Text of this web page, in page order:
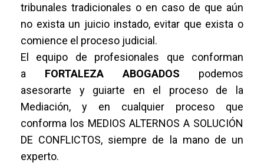
tribunales tradicionales o en caso de que aún
no exista un juicio instado, evitar que exista o
comience el proceso judicial.
El equipo de profesionales que conforman
a FORTALEZA ABOGADOS podemos
asesorarte y guiarte en el proceso de la
Mediación, y en cualquier proceso que
conforma los MEDIOS ALTERNOS A SOLUCIÓN
DE CONFLICTOS, siempre de la mano de un
experto.